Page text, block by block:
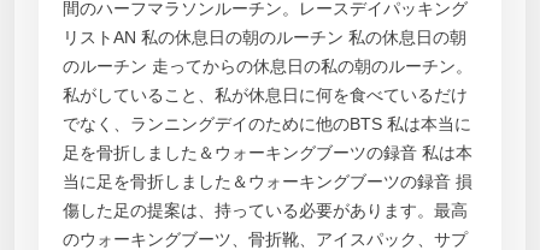
間のハーフマラソンルーチン。レースデイパッキング
リストAN 私の休息日の朝のルーチン 私の休息日の朝
のルーチン 走ってからの休息日の私の朝のルーチン。
私がしていること、私が休息日に何を食べているだけ
でなく、ランニングデイのために他のBTS 私は本当に
足を骨折しました＆ウォーキングブーツの録音 私は本
当に足を骨折しました＆ウォーキングブーツの録音 損
傷した足の提案は、持っている必要があります。最高
のウォーキングブーツ、骨折靴、アイスパック、サプ